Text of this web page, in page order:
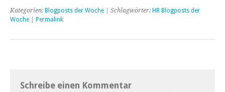
Kategorien: Blogposts der Woche | Schlagwörter: HR Blogposts der
Woche
Permalink
Schreibe einen Kommentar